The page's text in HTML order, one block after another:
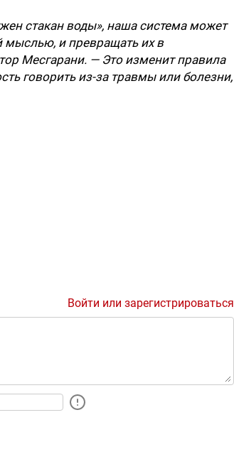
стакан воды», наша система может
мыслью, и превращать их в
Месгарани. — Это изменит правила
говорить из-за травмы или болезни,
Войти или зарегистрироваться